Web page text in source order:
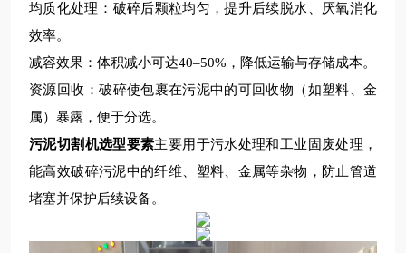
均质化处理 ‌：破碎后颗粒均匀，提升后续脱水、厌氧消化
效率。
减容效果 ‌：体积减小可达40–50%，降低运输与存储成本。
资源回收 ‌：破碎使包裹在污泥中的可回收物（如塑料、金
属）暴露，便于分选。
污泥切割机选型要素主要用于污水处理和工业固废处理，
能高效破碎污泥中的纤维、塑料、金属等杂物，防止管道
堵塞并保护后续设备。